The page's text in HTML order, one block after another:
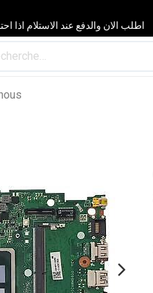
اطلب الان والدفع عند الاستلام اذا احتجت مساعدة 24/24 & 7/7 لا تتردد